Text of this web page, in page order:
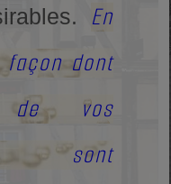
En
dont
de vos
sont